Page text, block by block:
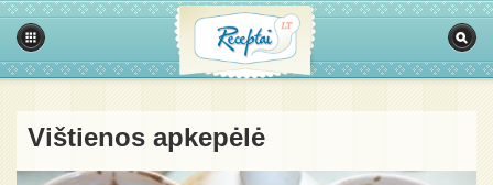
Vištienos apkepėlė